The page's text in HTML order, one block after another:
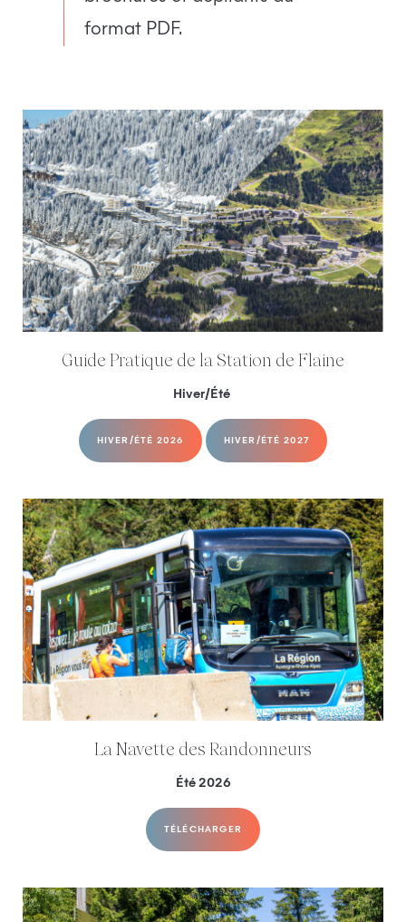
format PDF.
Guide Pratique de la Station de Flaine
Hiver/Été
HIVER/ÉTÉ 2026 HIVER/ÉTÉ 2027
La Navette des Randonneurs
Été 2026
TÉLÉCHARGER